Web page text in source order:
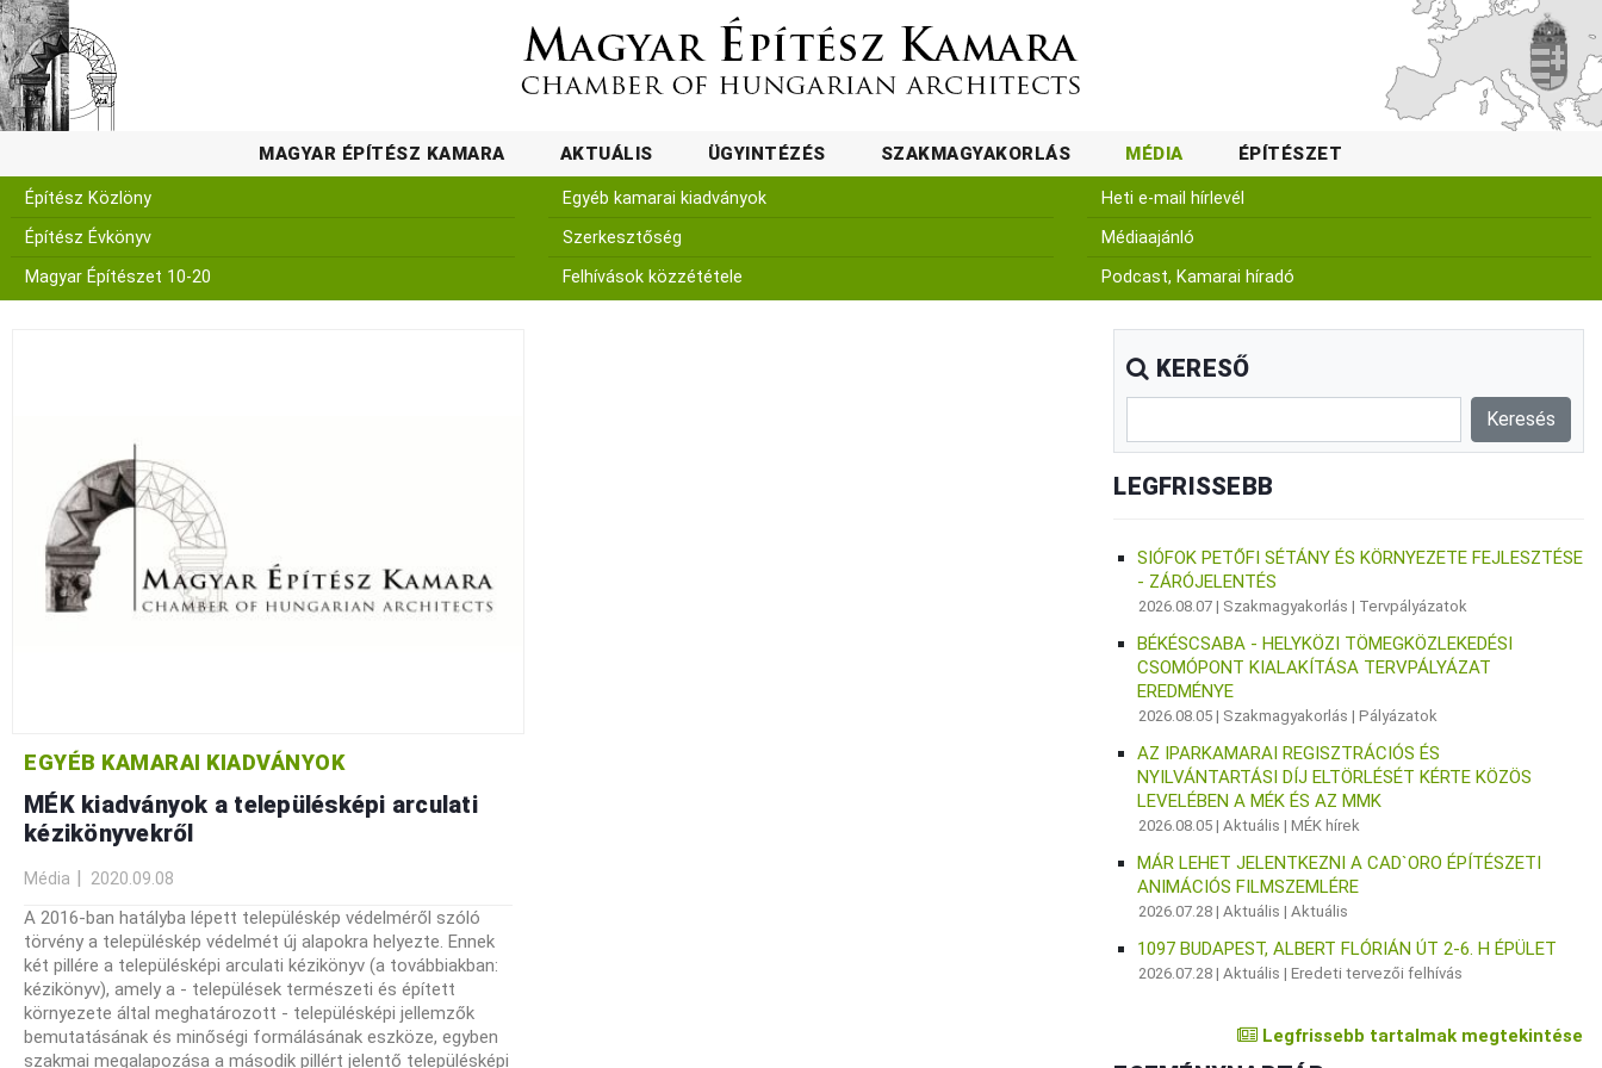
MAGYAR ÉPÍTÉSZ KAMARA AKTUÁLIS ÜGYINTÉZÉS SZAKMAGYAKORLÁS MÉDIA ÉPÍTÉSZET
Építész Közlöny
Építész Évkönyv
Magyar Építészet 10-20
Egyéb kamarai kiadványok
Szerkesztőség
Felhívások közzététele
Heti e-mail hírlevél
Médiaajánló
Podcast, Kamarai híradó
EGYÉB KAMARAI KIADVÁNYOK
MÉK kiadványok a településképi arculati
kézikönyvekről
Média 2020.09.08
A 2016-ban hatályba lépett településkép védelméről szóló
törvény a településkép védelmét új alapokra helyezte. Ennek
két pillére a településképi arculati kézikönyv (a továbbiakban:
kézikönyv), amely a - települések természeti és épített
környezete által meghatározott - településképi jellemzők
bemutatásának és minőségi formálásának eszköze, egyben
szakmai megalapozása a második pillért jelentő településképi
KERESŐ
LEGFRISSEBB
SIÓFOK PETŐFI SÉTÁNY ÉS KÖRNYEZETE FEJLESZTÉSE
- ZÁRÓJELENTÉS
2026.08.07 | Szakmagyakorlás | Tervpályázatok
BÉKÉSCSABA - HELYKÖZI TÖMEGKÖZLEKEDÉSI
CSOMÓPONT KIALAKÍTÁSA TERVPÁLYÁZAT
EREDMÉNYE
2026.08.05 | Szakmagyakorlás |Pályázatok
AZ IPARKAMARAI REGISZTRÁCIÓS ÉS
NYILVÁNTARTÁSI DÍJ ELTÖRLÉSÉT KÉRTE KÖZÖS
LEVELÉBEN A MÉK ÉS AZ MMK
2026.08.05 |Aktuális |MÉK hírek
MÁR LEHET JELENTKEZNI A CAD`ORO ÉPÍTÉSZETI
ANIMÁCIÓS FILMSZEMLÉRE
2026.07.28 |Aktuális |Aktuális
1097 BUDAPEST, ALBERT FLÓRIÁN ÚT 2-6. H ÉPÜLET
2026.07.28 |Aktuális |Eredeti tervezői felhívás
Legfrissebb tartalmak megtekintése